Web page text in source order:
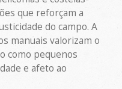
que reforçam a
do campo. A
manuais valorizam o
como pequenos
e afeto ao